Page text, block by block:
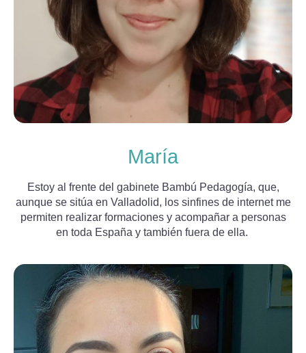
María
Estoy al frente del gabinete Bambú Pedagogía, que,
aunque se sitúa en Valladolid, los sinfines de internet me
permiten realizar formaciones y acompañar a personas
en toda España y también fuera de ella.